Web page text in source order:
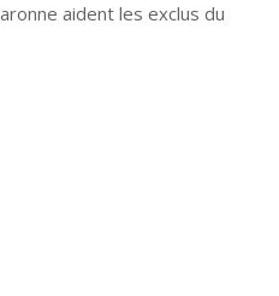
aident les exclus du